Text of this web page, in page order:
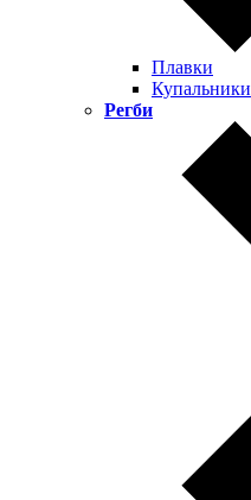
Плавки
Купальники
Регби